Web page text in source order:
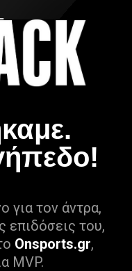
για τον άντρα,
επιδόσεις του,
Onsports.gr,
MVP.